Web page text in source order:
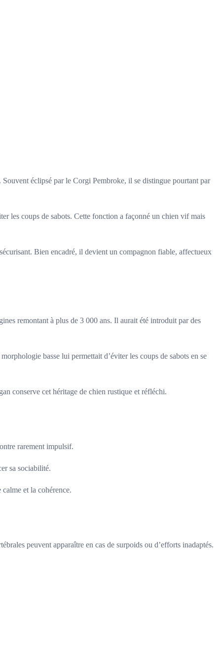
éclipsé par le Corgi Pembroke, il se distingue pourtant par
les coups de sabots. Cette fonction a façonné un chien vif mais
Bien encadré, il devient un compagnon fiable, affectueux
remontant à plus de 3 000 ans. Il aurait été introduit par des
basse lui permettait d’éviter les coups de sabots en se
conserve cet héritage de chien rustique et réfléchi.
rarement impulsif.
sa sociabilité.
et la cohérence.
peuvent apparaître en cas de surpoids ou d’efforts inadaptés.